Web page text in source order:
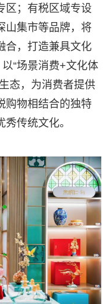
区；有税区域专设
山集市等品牌，将
合，打造兼具文化
“场景消费+文化体
态，为消费者提供
购物相结合的独特
传统文化。